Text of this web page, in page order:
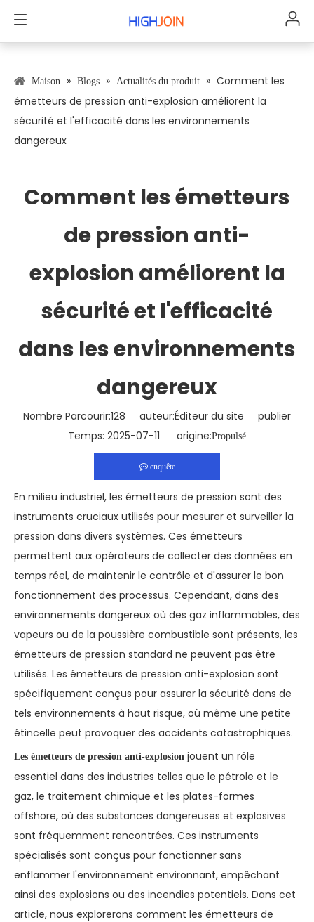
Maison » Blogs » Actualités du produit » Comment les
émetteurs de pression anti-explosion améliorent la
sécurité et l'efficacité dans les environnements
dangereux
Comment les émetteurs
de pression anti-
explosion améliorent la
sécurité et l'efficacité
dans les environnements
dangereux
Nombre Parcourir:128 auteur:Éditeur du site publier
Temps: 2025-07-11 origine:Propulsé
enquête
En milieu industriel, les émetteurs de pression sont des
instruments cruciaux utilisés pour mesurer et surveiller la
pression dans divers systèmes. Ces émetteurs
permettent aux opérateurs de collecter des données en
temps réel, de maintenir le contrôle et d'assurer le bon
fonctionnement des processus. Cependant, dans des
environnements dangereux où des gaz inflammables, des
vapeurs ou de la poussière combustible sont présents, les
émetteurs de pression standard ne peuvent pas être
utilisés. Les émetteurs de pression anti-explosion sont
spécifiquement conçus pour assurer la sécurité dans de
tels environnements à haut risque, où même une petite
étincelle peut provoquer des accidents catastrophiques.
Les émetteurs de pression anti-explosion jouent un rôle
essentiel dans des industries telles que le pétrole et le
gaz, le traitement chimique et les plates-formes
offshore, où des substances dangereuses et explosives
sont fréquemment rencontrées. Ces instruments
spécialisés sont conçus pour fonctionner sans
enflammer l'environnement environnant, empêchant
ainsi des explosions ou des incendies potentiels. Dans cet
article, nous explorerons comment les émetteurs de